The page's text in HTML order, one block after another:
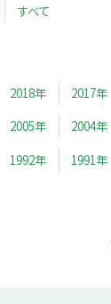
すべて
2018年 2017年
2005年 2004年
1992年 1991年